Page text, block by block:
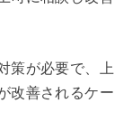
策が必要で、上
改善されるケー